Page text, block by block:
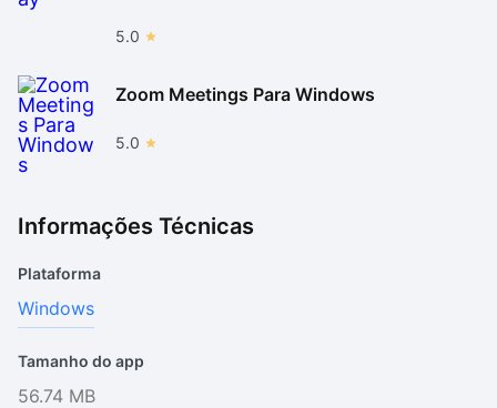
5.0
Zoom Meetings Para Windows
5.0
Informações Técnicas
Plataforma
Windows
Tamanho do app
56.74 MB